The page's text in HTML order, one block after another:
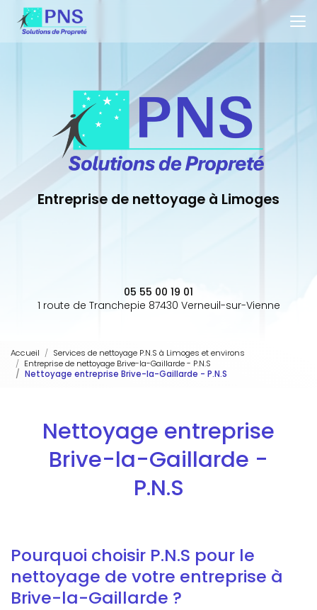
contenu
principal
Entreprise de nettoyage à Limoges
05 55 00 19 01
1 route de Tranchepie 87430 Verneuil-sur-Vienne
Accueil
Services de nettoyage P.N.S à Limoges et environs
Entreprise de nettoyage Brive-la-Gaillarde - P.N.S
Nettoyage entreprise Brive-la-Gaillarde - P.N.S
Nettoyage entreprise
Brive-la-Gaillarde -
P.N.S
Pourquoi choisir P.N.S pour le
nettoyage de votre entreprise à
Brive-la-Gaillarde ?